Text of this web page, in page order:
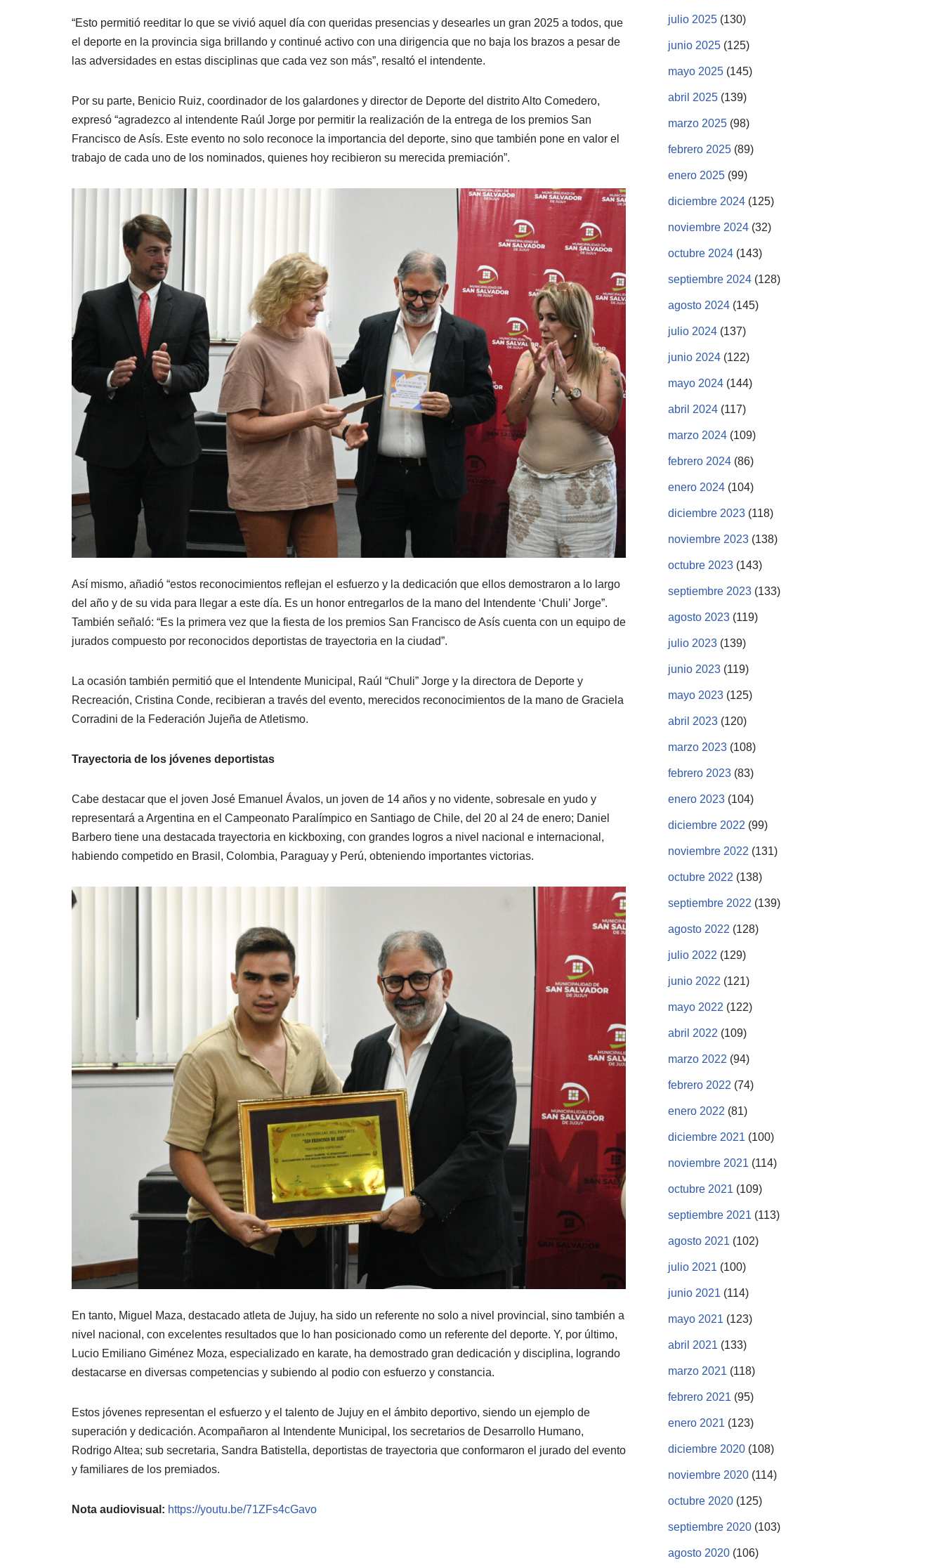
“Esto permitió reeditar lo que se vivió aquel día con queridas presencias y desearles un gran 2025 a todos, que
el deporte en la provincia siga brillando y continué activo con una dirigencia que no baja los brazos a pesar de
las adversidades en estas disciplinas que cada vez son más”, resaltó el intendente.
Por su parte, Benicio Ruiz, coordinador de los galardones y director de Deporte del distrito Alto Comedero,
expresó “agradezco al intendente Raúl Jorge por permitir la realización de la entrega de los premios San
Francisco de Asís. Este evento no solo reconoce la importancia del deporte, sino que también pone en valor el
trabajo de cada uno de los nominados, quienes hoy recibieron su merecida premiación”.
Así mismo, añadió “estos reconocimientos reflejan el esfuerzo y la dedicación que ellos demostraron a lo largo
del año y de su vida para llegar a este día. Es un honor entregarlos de la mano del Intendente ‘Chuli’ Jorge”.
También señaló: “Es la primera vez que la fiesta de los premios San Francisco de Asís cuenta con un equipo de
jurados compuesto por reconocidos deportistas de trayectoria en la ciudad”.
La ocasión también permitió que el Intendente Municipal, Raúl “Chuli” Jorge y la directora de Deporte y
Recreación, Cristina Conde, recibieran a través del evento, merecidos reconocimientos de la mano de Graciela
Corradini de la Federación Jujeña de Atletismo.
Trayectoria de los jóvenes deportistas
Cabe destacar que el joven José Emanuel Ávalos, un joven de 14 años y no vidente, sobresale en yudo y
representará a Argentina en el Campeonato Paralímpico en Santiago de Chile, del 20 al 24 de enero; Daniel
Barbero tiene una destacada trayectoria en kickboxing, con grandes logros a nivel nacional e internacional,
habiendo competido en Brasil, Colombia, Paraguay y Perú, obteniendo importantes victorias.
En tanto, Miguel Maza, destacado atleta de Jujuy, ha sido un referente no solo a nivel provincial, sino también a
nivel nacional, con excelentes resultados que lo han posicionado como un referente del deporte. Y, por último,
Lucio Emiliano Giménez Moza, especializado en karate, ha demostrado gran dedicación y disciplina, logrando
destacarse en diversas competencias y subiendo al podio con esfuerzo y constancia.
Estos jóvenes representan el esfuerzo y el talento de Jujuy en el ámbito deportivo, siendo un ejemplo de
superación y dedicación. Acompañaron al Intendente Municipal, los secretarios de Desarrollo Humano,
Rodrigo Altea; sub secretaria, Sandra Batistella, deportistas de trayectoria que conformaron el jurado del evento
y familiares de los premiados.
Nota audiovisual: https://youtu.be/71ZFs4cGavo
julio 2025 (130)
junio 2025 (125)
mayo 2025 (145)
abril 2025 (139)
marzo 2025 (98)
febrero 2025 (89)
enero 2025 (99)
diciembre 2024 (125)
noviembre 2024 (32)
octubre 2024 (143)
septiembre 2024 (128)
agosto 2024 (145)
julio 2024 (137)
junio 2024 (122)
mayo 2024 (144)
abril 2024 (117)
marzo 2024 (109)
febrero 2024 (86)
enero 2024 (104)
diciembre 2023 (118)
noviembre 2023 (138)
octubre 2023 (143)
septiembre 2023 (133)
agosto 2023 (119)
julio 2023 (139)
junio 2023 (119)
mayo 2023 (125)
abril 2023 (120)
marzo 2023 (108)
febrero 2023 (83)
enero 2023 (104)
diciembre 2022 (99)
noviembre 2022 (131)
octubre 2022 (138)
septiembre 2022 (139)
agosto 2022 (128)
julio 2022 (129)
junio 2022 (121)
mayo 2022 (122)
abril 2022 (109)
marzo 2022 (94)
febrero 2022 (74)
enero 2022 (81)
diciembre 2021 (100)
noviembre 2021 (114)
octubre 2021 (109)
septiembre 2021 (113)
agosto 2021 (102)
julio 2021 (100)
junio 2021 (114)
mayo 2021 (123)
abril 2021 (133)
marzo 2021 (118)
febrero 2021 (95)
enero 2021 (123)
diciembre 2020 (108)
noviembre 2020 (114)
octubre 2020 (125)
septiembre 2020 (103)
agosto 2020 (106)